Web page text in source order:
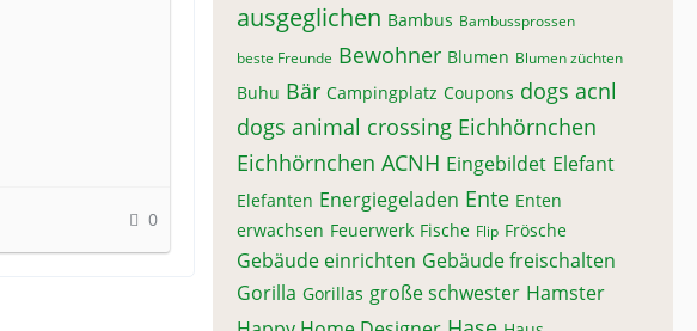
0
ausgeglichen Bambus Bambussprossen
beste Freunde Bewohner Blumen Blumen züchten
Buhu Bär Campingplatz Coupons dogs acnl
dogs animal crossing Eichhörnchen
Eichhörnchen ACNH Eingebildet Elefant
Elefanten Energiegeladen Ente Enten
erwachsen Feuerwerk Fische Flip Frösche
Gebäude einrichten Gebäude freischalten
Gorilla Gorillas große schwester Hamster